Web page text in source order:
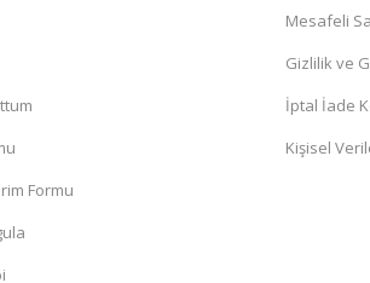
Formu
Mesafeli
Gizlilik ve
İptal İade
Kişisel